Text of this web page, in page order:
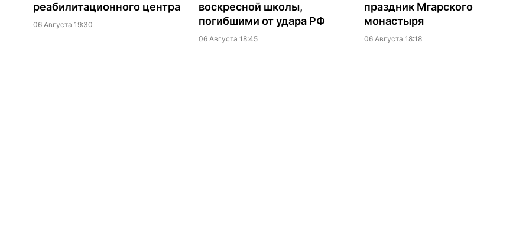
реабилитационного центра
06 Августа 19:30
воскресной школы,
погибшими от удара РФ
06 Августа 18:45
праздник Мгарского
монастыря
06 Августа 18:18